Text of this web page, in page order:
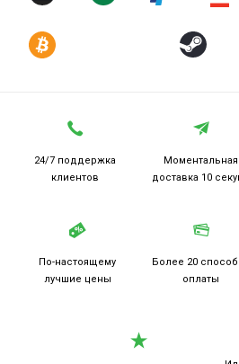
24/7 поддержка
клиентов
Моментальная
доставка 10
По-настоящему
лучшие цены
Более 20
оплаты